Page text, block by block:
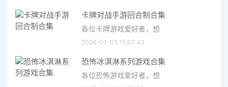
卡牌对战手游回合制合集
各位卡牌游戏爱好者，想
2026-01-05 15:07:43
恐怖冰淇淋系列游戏合集
各位恐怖游戏爱好者，想